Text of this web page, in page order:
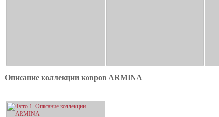
Описание коллекции ковров ARMINA